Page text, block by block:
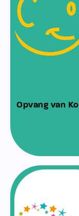
Opvang van